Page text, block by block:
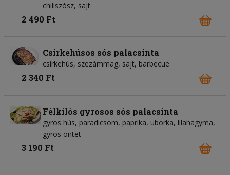
chiliszósz, sajt
2 490 Ft
Csirkehúsos sós palacsinta
csirkehús, szezámmag, sajt, barbecue
2 340 Ft
Félkilós gyrosos sós palacsinta
gyros hús, paradicsom, paprika, uborka, lilahagyma,
gyros öntet
3 190 Ft